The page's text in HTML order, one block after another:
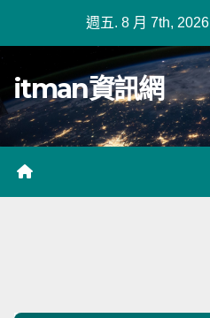
週五. 8 月 7th, 2026
itman資訊網